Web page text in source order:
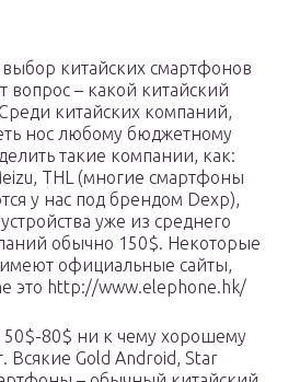
китайских смартфонов
вопрос – какой китайский
китайских компаний,
нос любому бюджетному
такие компании, как:
THL (многие смартфоны
у нас под брендом Dexp),
уже из среднего
обычно 150$. Некоторые
официальные сайты,
это http://www.elephone.hk/
50$-80$ ни к чему хорошему
Всякие Gold Android, Star